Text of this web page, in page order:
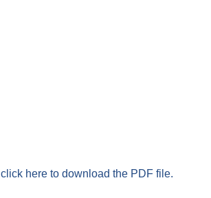
click here to download the PDF file.